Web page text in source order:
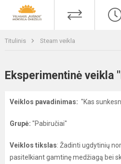
Titulinis Steam veikla
Eksperimentinė veikla
Veiklos pavadinimas: "Kas
Grupė: "Pabiručiai"
Veiklos tikslas: Žadinti ugdytinių
pasitelkiant gamtinę medžiagą bei